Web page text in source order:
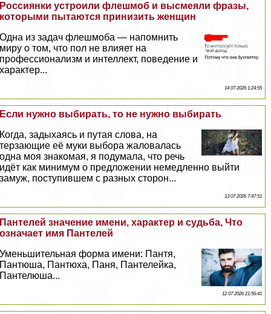
Россиянки устроили флешмоб и высмеяли фразы,
которыми пытаются принизить женщин
Одна из задач флешмоба — напомнить
миру о том, что пол не влияет на
профессионализм и интеллект, поведение и
хаpaктер...
14 07 2026 1:24:55
Если нужно выбирать, то не нужно выбирать
Когда, задыхаясь и путая слова, на
терзающие её муки выбора жаловалась
одна моя знакомая, я подумала, что речь
идёт как минимум о предложении немедленно выйти
замуж, поступившем с разных сторон...
13 07 2026 7:47:51
Пантелей значение имени, хаpaктер и судьба, Что
означает имя Пантелей
Уменьшительная форма имени: Пантя,
Пантюша, Пантюха, Паня, Пантелейка,
Пантелюша...
12 07 2026 21:56:41